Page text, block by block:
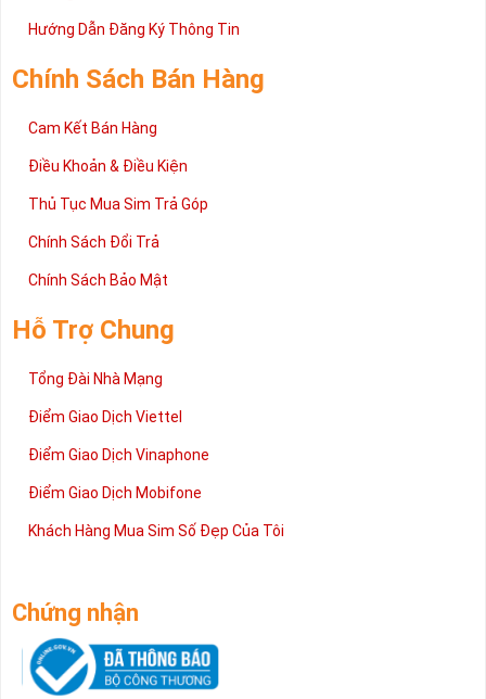
2 đang được rất nhiều khách hàng tin tưởng lựa chọn trên thị
cấp trong bài viết này sẽ giúp bạn hiểu rõ ý nghĩa và các bước đặt
mua sim số tại Sim Tiền Giang nhanh chóng nhất.
Chúc quý khách tìm được chiếc sim Tứ quý 2 như ý!
Hướng Dẫn Đăng Ký Thông Tin
Chính Sách Bán Hàng
Cam Kết Bán Hàng
Điều Khoản & Điều Kiện
Thủ Tục Mua Sim Trả Góp
Chính Sách Đổi Trả
Chính Sách Bảo Mật
Hỗ Trợ Chung
Tổng Đài Nhà Mạng
Điểm Giao Dịch Viettel
Điểm Giao Dịch Vinaphone
Điểm Giao Dịch Mobifone
Khách Hàng Mua Sim Số Đẹp Của Tôi
Chứng nhận